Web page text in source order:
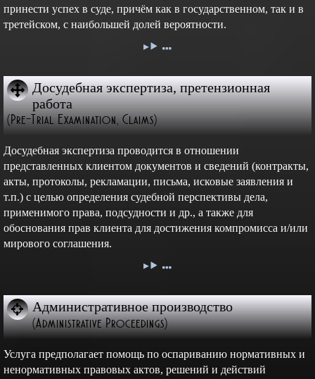
принести успех в суде, причём как в государственном, так и в
третейском, с наибольшей долей вероятности.
Досудебная экспертиза, претензионная
работа
(Pre-Trial Examination, Claims)
Досудебная экспертиза проводится в отношении
представленных клиентом документов и сведений (контракты,
акты, протоколы, рекламации, письма, исковые заявления и
т.п.) с целью определения судебной перспективы дела,
применимого права, подсудности и др., а также для
обоснования прав клиента для достижения компромисса и/или
мирового соглашения.
Административное производство
(Administrative Proceedings)
Услуга предполагает помощь по оспариванию нормативных и
ненормативных правовых актов, решений и действий